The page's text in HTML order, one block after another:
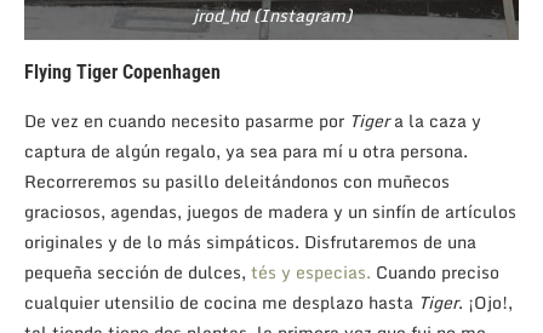
jrod_hd (Instagram)
Flying Tiger Copenhagen
De vez en cuando necesito pasarme por Tigera la caza y
captura de algún regalo, ya sea para mí u otra persona.
Recorreremos su pasillo deleitándonos con muñecos
graciosos, agendas, juegos de madera y un sinfín de artículos
originales y de lo más simpáticos. Disfrutaremos de una
pequeña sección de dulces, tés y especias. Cuando preciso
cualquier utensilio de cocina me desplazo hasta Tiger. ¡Ojo!,